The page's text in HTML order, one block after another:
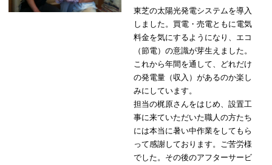
東芝の太陽光発電システムを導入
しました。買電・売電ともに電気
料金を気にするようになり、エコ
（節電）の意識が芽生えました。
これから年間を通して、どれだけ
の発電量（収入）があるのか楽し
みにしています。
担当の梶原さんをはじめ、設置工
事に来ていただいた職人の方たち
には本当に暑い中作業をしてもら
って感謝しております。ご苦労様
でした。その後のアフターサービ